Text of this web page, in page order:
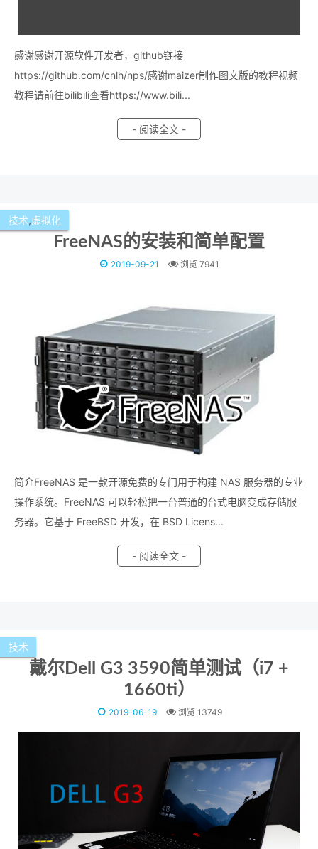
感谢感谢开源软件开发者，github链接
https://github.com/cnlh/nps/感谢maizer制作图文版的教程视频
教程请前往bilibili查看https://www.bili...
- 阅读全文 -
技术,虚拟化
FreeNAS的安装和简单配置
2019-09-21 浏览 7941
简介FreeNAS 是一款开源免费的专门用于构建 NAS 服务器的专业
操作系统。FreeNAS 可以轻松把一台普通的台式电脑变成存储服
务器。它基于 FreeBSD 开发，在 BSD Licens...
- 阅读全文 -
技术
戴尔Dell G3 3590简单测试（i7 +
1660ti）
2019-06-19 浏览 13749